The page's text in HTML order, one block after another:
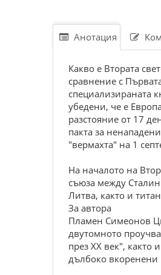
Анотация
Какво е Втората
сравнение с
специализираната
убедени, че е
разстояние от 17
пакта за
"вермахта" на 1
На началото на
съюза между
Литва, както и
За автора
Пламен Симеонов
двутомното
през XX век",
дълбоко вкоренени